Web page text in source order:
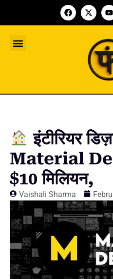
इंटीरियर
Material
$10 मिलियन,
Vaishali Sharma